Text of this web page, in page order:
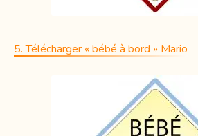
5. Télécharger « bébé à bord » Mario